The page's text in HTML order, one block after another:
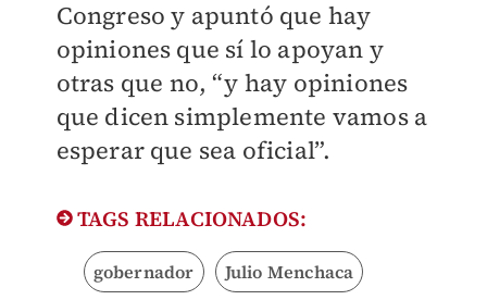
Congreso y apuntó que hay
opiniones que sí lo apoyan y
otras que no, “y hay opiniones
que dicen simplemente vamos a
esperar que sea oficial”.
TAGS RELACIONADOS:
gobernador Julio Menchaca